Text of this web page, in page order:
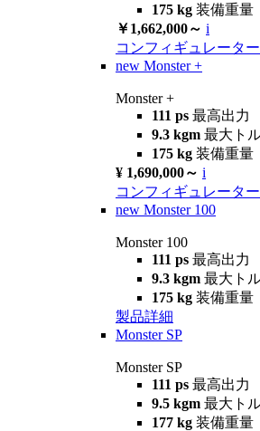
175 kg 装備重量
￥1,662,000～ i
コンフィギュレーター
new Monster +
Monster +
111 ps 最高出力
9.3 kgm 最大ト
175 kg 装備重量
¥ 1,690,000～ i
コンフィギュレーター
new Monster 100
Monster 100
111 ps 最高出力
9.3 kgm 最大ト
175 kg 装備重量
製品詳細
Monster SP
Monster SP
111 ps 最高出力
9.5 kgm 最大ト
177 kg 装備重量